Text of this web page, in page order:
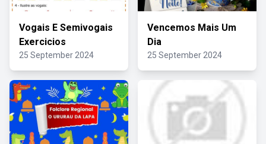
Vogais E Semivogais
Exercicios
25 September 2024
Vencemos Mais Um
Dia
25 September 2024